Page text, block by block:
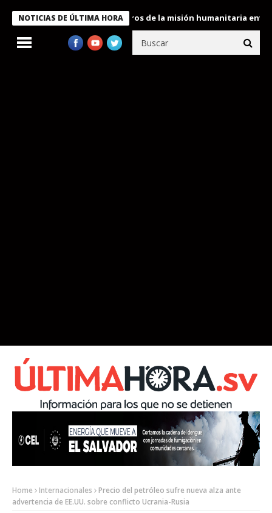
NOTICIAS DE ÚLTIMA HORA
condecora a miembros de la misión humanitaria enviada a
Home Internacionales
Precio del petróleo sufre nueva alza ante
advertencia de EE.UU. sobre conflicto Ucrania-Rusia